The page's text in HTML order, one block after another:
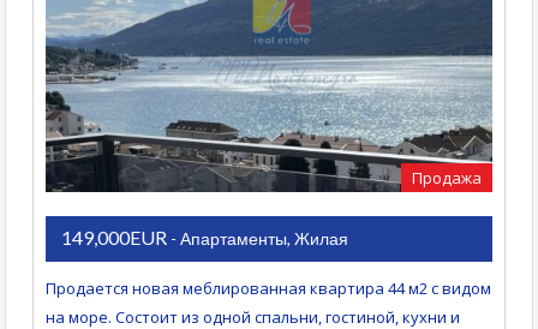
Продажа
149,000EUR - Апартаменты, Жилая
Продается новая меблированная квартира 44 м2 с видом
на море. Состоит из одной спальни, гостиной, кухни и